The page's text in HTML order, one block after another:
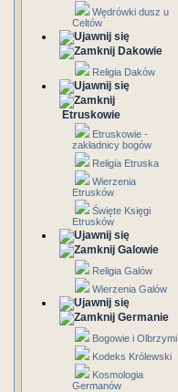
Wędrówki dusz u
Celtów
Dakowie
Religia Daków
Etruskowie
Etruskowie -
zakładnicy bogów
Religia Etruska
Wierzenia
Etrusków
Święte Księgi
Etrusków
Galowie
Religia Galów
Wierzenia Galów
Germanie
Bogowie i Olbrzymi
Kodeks Królewski
Kosmologia
Germanów